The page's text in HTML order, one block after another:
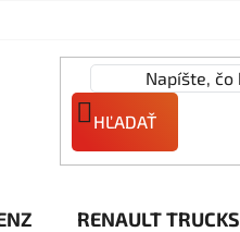
HĽADAŤ
RENAULT TRUCKS